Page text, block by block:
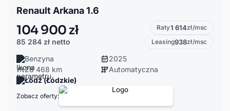
Renault Arkana 1.6
104 900 zł
85 284 zł netto
Raty1 614zł/msc
Leasing938zł/msc
Benzyna
2025
28 468 km
Automatyczna
Łódź (Łódzkie)
Zobacz oferty: